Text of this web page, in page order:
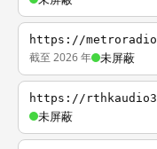
https://
截至 2026 年 未屏蔽
https://
未屏蔽